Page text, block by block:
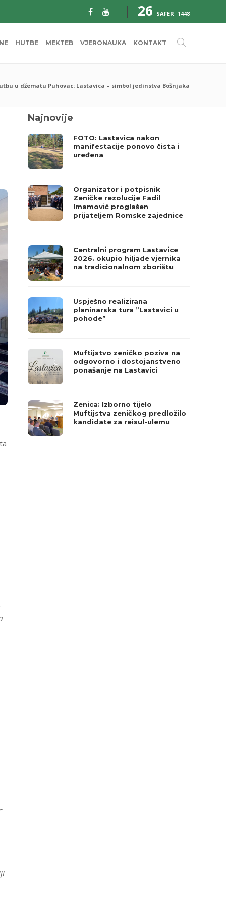
26 SAFER 1448
HUTBE MEKTEB VJERONAUKA KONTAKT
u džematu Puhovac: Lastavica – simbol jedinstva Bošnjaka
“
Najnovije
FOTO: Lastavica nakon
manifestacije ponovo čista i
uređena
Organizator i potpisnik
Zeničke rezolucije Fadil
Imamović proglašen
prijateljem Romske zajednice
Centralni program Lastavice
2026. okupio hiljade vjernika
na tradicionalnom zborištu
Uspješno realizirana
planinarska tura ”Lastavici u
pohode”
Muftijstvo zeničko poziva na
odgovorno i dostojanstveno
ponašanje na Lastavici
Zenica: Izborno tijelo
Muftijstva zeničkog predložilo
kandidate za reisul-ulemu